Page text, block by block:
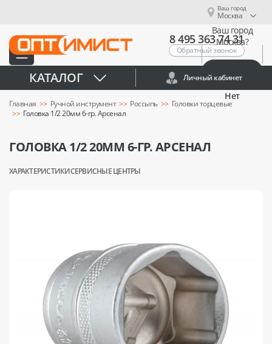
Ваш город
Москва
Ваш город
Москва?
Нет
8 495 363 74 31
Обратный звонок
КАТАЛОГ Личный кабинет
Главная Ручной инструмент Россыпь
Головки торцевые
Головка 1/2 20мм 6-гр. Арсенал
ГОЛОВКА 1/2 20ММ 6-ГР. АРСЕНАЛ
ХАРАКТЕРИСТИКИСЕРВИСНЫЕ ЦЕНТРЫ